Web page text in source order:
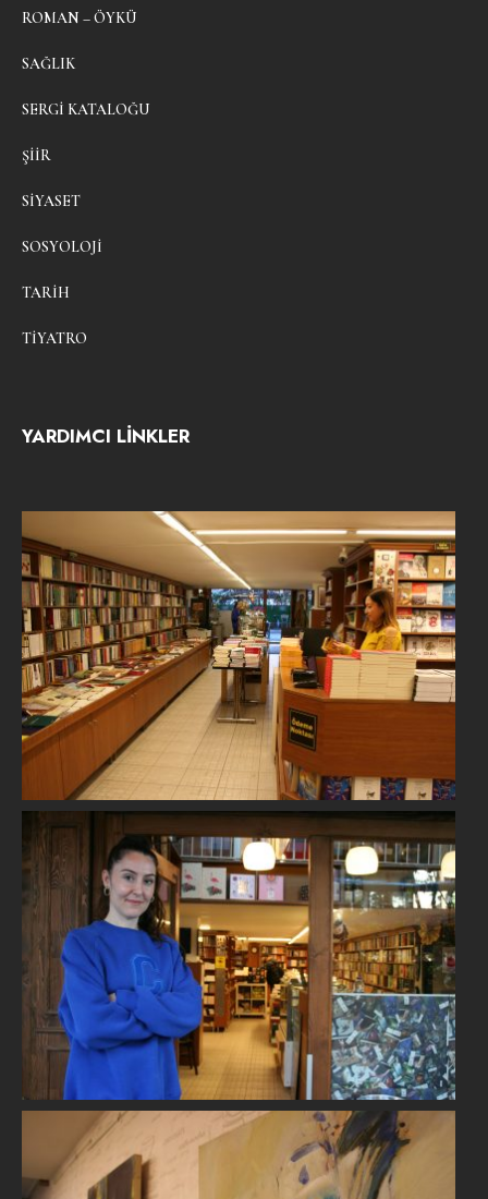
ROMAN – ÖYKÜ
SAĞLIK
SERGI KATALOĞU
ŞIIR
SIYASET
SOSYOLOJI
TARIH
TIYATRO
YARDIMCI LİNKLER